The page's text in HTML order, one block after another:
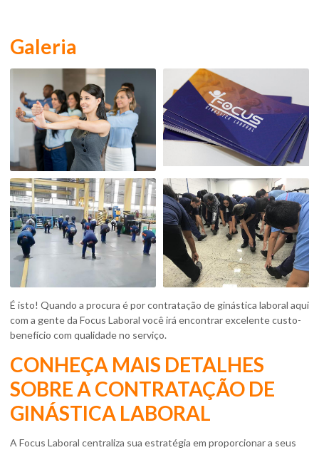
Galeria
É isto! Quando a procura é porcontratação de ginástica laboral aqui
com a gente da Focus Laboral você irá encontrar excelente custo-
benefício com qualidade no serviço.
CONHEÇA MAIS DETALHES
SOBRE A CONTRATAÇÃO DE
GINÁSTICA LABORAL
A Focus Laboral centraliza sua estratégia em proporcionar a seus